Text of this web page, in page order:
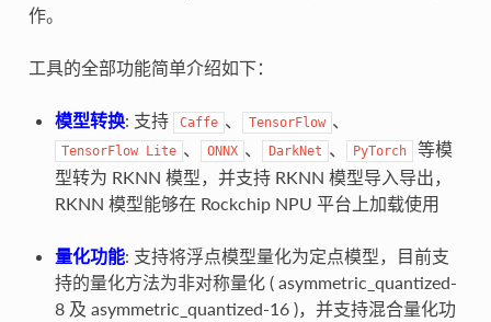
作。
工具的全部功能简单介绍如下：
模型转换: 支持 Caffe 、 TensorFlow 、
TensorFlow Lite 、 ONNX 、 DarkNet 、 PyTorch
等模
型转为 RKNN 模型，并支持 RKNN 模型导入导出，
RKNN 模型能够在 Rockchip NPU 平台上加载使用
量化功能: 支持将浮点模型量化为定点模型，目前支
持的量化方法为非对称量化 ( asymmetric_quantized-
8 及 asymmetric_quantized-16 )，并支持混合量化功